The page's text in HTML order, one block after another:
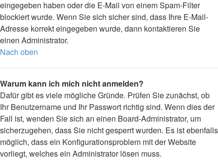
eingegeben haben oder die E-Mail von einem Spam-Filter
blockiert wurde. Wenn Sie sich sicher sind, dass Ihre E-Mail-
Adresse korrekt eingegeben wurde, dann kontaktieren Sie
einen Administrator.
Nach oben
Warum kann ich mich nicht anmelden?
Dafür gibt es viele mögliche Gründe. Prüfen Sie zunächst, ob
Ihr Benutzername und Ihr Passwort richtig sind. Wenn dies der
Fall ist, wenden Sie sich an einen Board-Administrator, um
sicherzugehen, dass Sie nicht gesperrt wurden. Es ist ebenfalls
möglich, dass ein Konfigurationsproblem mit der Website
vorliegt, welches ein Administrator lösen muss.